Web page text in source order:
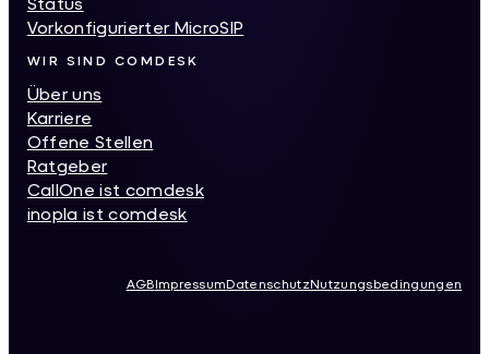
Vorkonfigurierter MicroSIP
WIR SIND COMDESK
Über uns
Karriere
Offene Stellen
Ratgeber
CallOne ist comdesk
inopla ist comdesk
AGBImpressumDatenschutzNutzungsbedingungen